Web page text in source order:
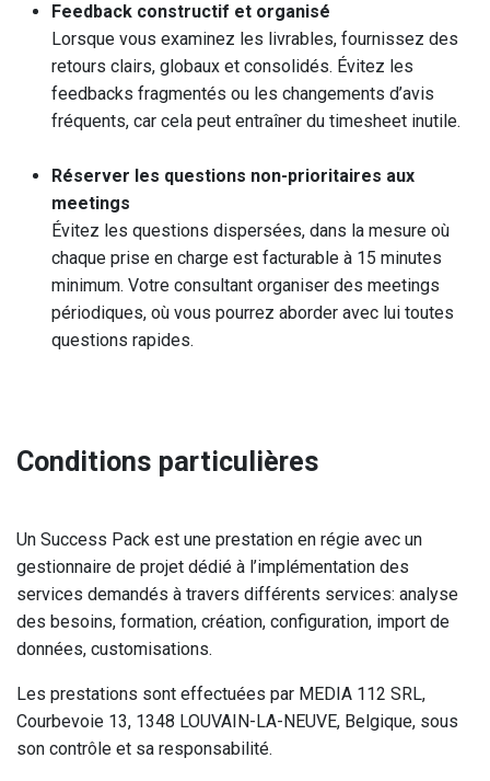
Feedback constructif et organisé
Lorsque vous examinez les livrables, fournissez des
retours clairs, globaux et consolidés. Évitez les
feedbacks fragmentés ou les changements d’avis
fréquents, car cela peut entraîner du timesheet inutile.
Réserver les questions non-prioritaires aux
meetings
Évitez les questions dispersées, dans la mesure où
chaque prise en charge est facturable à 15 minutes
minimum. Votre consultant organiser des meetings
périodiques, où vous pourrez aborder avec lui toutes
questions rapides.
Conditions particulières
Un Success Pack est une prestation en régie avec un
gestionnaire de projet dédié à l’implémentation des
services demandés à travers différents services: analyse
des besoins, formation, création, configuration, import de
données, customisations.
Les prestations sont effectuées par MEDIA 112 SRL,
Courbevoie 13, 1348 LOUVAIN-LA-NEUVE, Belgique, sous
son contrôle et sa responsabilité.